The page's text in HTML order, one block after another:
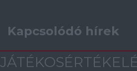
Kapcsolódó hírek